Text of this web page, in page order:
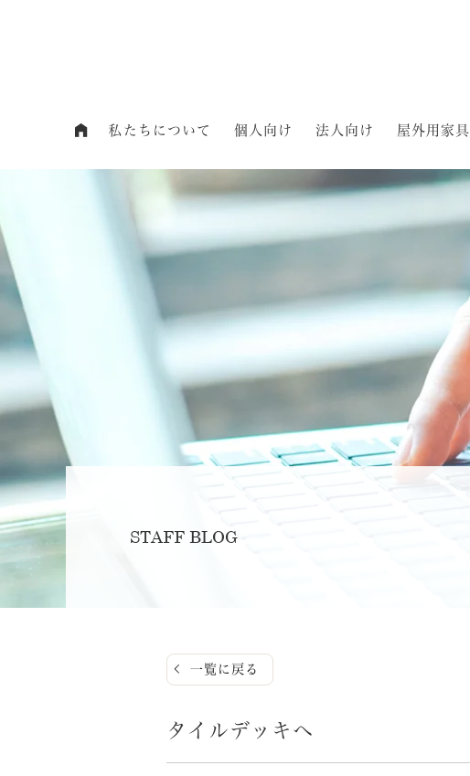
私たちについて 個人向け 法人向け 屋外用家具
STAFF BLOG
一覧に戻る
タイルデッキへ